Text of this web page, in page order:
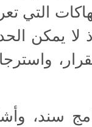
لا يمكن
سند،